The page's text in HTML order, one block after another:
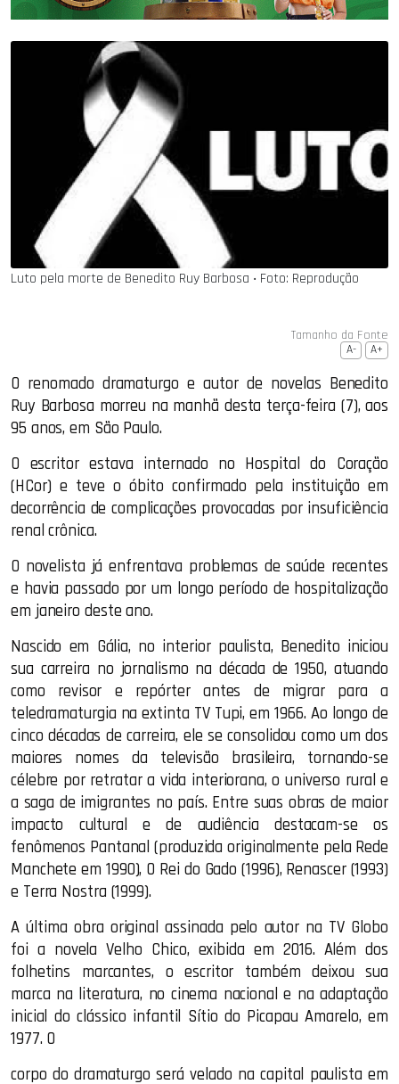
Luto pela morte de Benedito Ruy Barbosa ‧ Foto: Reprodução
Tamanho da Fonte
A- A+
O renomado dramaturgo e autor de novelas Benedito
Ruy Barbosa morreu na manhã desta terça-feira (7), aos
95 anos, em São Paulo.
O escritor estava internado no Hospital do Coração
(HCor) e teve o óbito confirmado pela instituição em
decorrência de complicações provocadas por insuficiência
renal crônica.
O novelista já enfrentava problemas de saúde recentes
e havia passado por um longo período de hospitalização
em janeiro deste ano.
Nascido em Gália, no interior paulista, Benedito iniciou
sua carreira no jornalismo na década de 1950, atuando
como revisor e repórter antes de migrar para a
teledramaturgia na extinta TV Tupi, em 1966. Ao longo de
cinco décadas de carreira, ele se consolidou como um dos
maiores nomes da televisão brasileira, tornando-se
célebre por retratar a vida interiorana, o universo rural e
a saga de imigrantes no país. Entre suas obras de maior
impacto cultural e de audiência destacam-se os
fenômenos Pantanal (produzida originalmente pela Rede
Manchete em 1990), O Rei do Gado (1996), Renascer (1993)
e Terra Nostra (1999).
A última obra original assinada pelo autor na TV Globo
foi a novela Velho Chico, exibida em 2016. Além dos
folhetins marcantes, o escritor também deixou sua
marca na literatura, no cinema nacional e na adaptação
inicial do clássico infantil Sítio do Picapau Amarelo, em
1977. O
corpo do dramaturgo será velado na capital paulista em